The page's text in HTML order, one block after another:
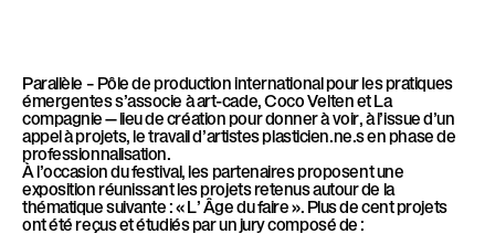
Parallèle – Pôle de production international pour les pratiques
émergentes s’associe à art-cade, Coco Velten et La
compagnie—lieu de création pour donner à voir, à l’issue d’un
appel à projets, le travail d’artistes plasticien.ne.s en phase de
professionnalisation.
À l’occasion du festival, les partenaires proposent une
exposition réunissant les projets retenus autour de la
thématique suivante : « L’ Âge du faire ». Plus de cent projets
ont été reçus et étudiés par un jury composé de :